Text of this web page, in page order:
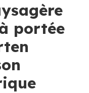
portée